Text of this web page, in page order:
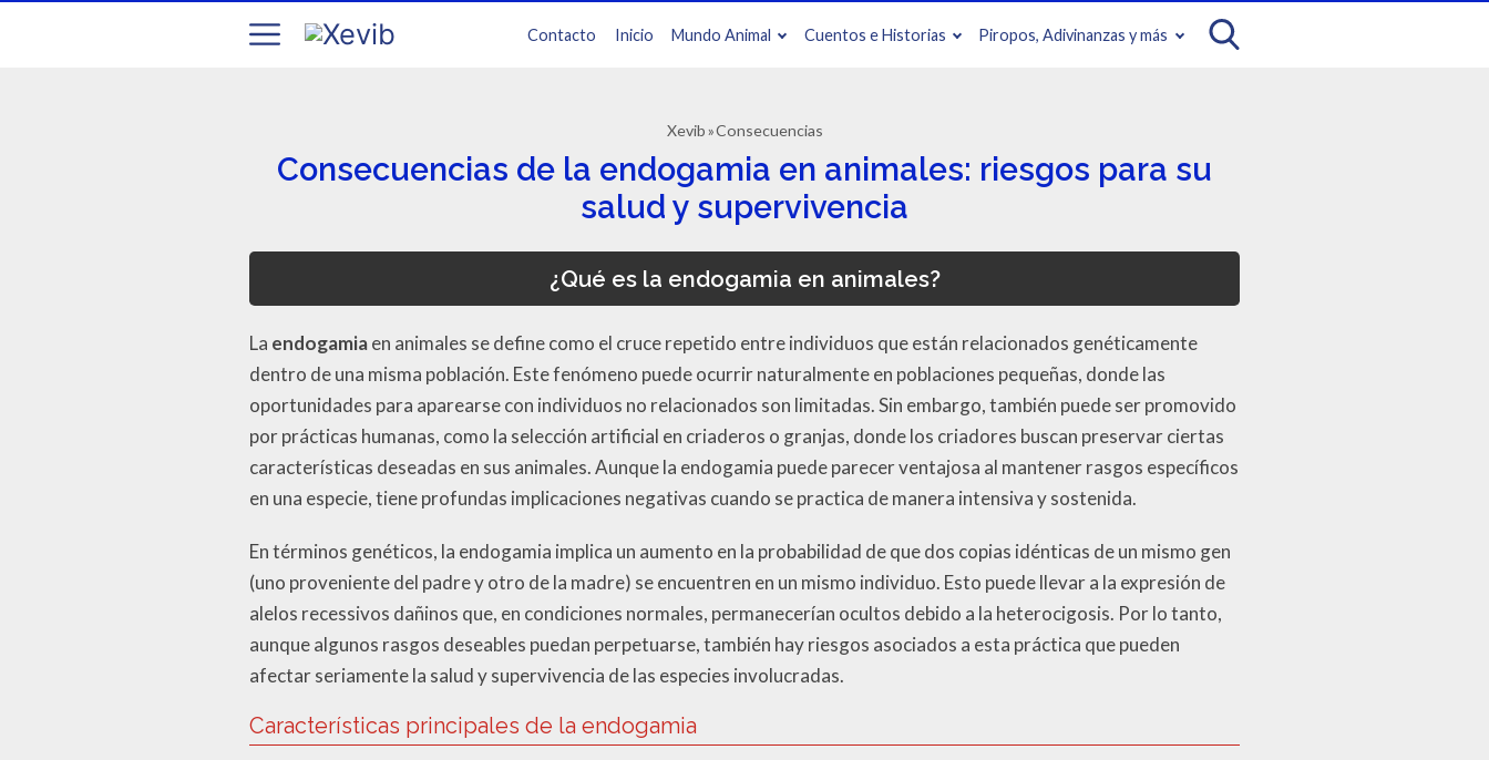
Contacto Inicio Mundo Animal Cuentos e Historias Piropos, Adivinanzas y más
Xevib Consecuencias
Consecuencias de la endogamia en animales: riesgos para su
salud y supervivencia
¿Qué es la endogamia en animales?
La endogamiaen animales se define como el cruce repetido entre individuos que están relacionados genéticamente
dentro de una misma población. Este fenómeno puede ocurrir naturalmente en poblaciones pequeñas, donde las
oportunidades para aparearse con individuos no relacionados son limitadas. Sin embargo, también puede ser promovido
por prácticas humanas, como la selección artificial en criaderos o granjas, donde los criadores buscan preservar ciertas
características deseadas en sus animales. Aunque la endogamia puede parecer ventajosa al mantener rasgos específicos
en una especie, tiene profundas implicaciones negativas cuando se practica de manera intensiva y sostenida.
En términos genéticos, la endogamia implica un aumento en la probabilidad de que dos copias idénticas de un mismo gen
(uno proveniente del padre y otro de la madre) se encuentren en un mismo individuo. Esto puede llevar a la expresión de
alelos recessivos dañinos que, en condiciones normales, permanecerían ocultos debido a la heterocigosis. Por lo tanto,
aunque algunos rasgos deseables puedan perpetuarse, también hay riesgos asociados a esta práctica que pueden
afectar seriamente la salud y supervivencia de las especies involucradas.
Características principales de la endogamia